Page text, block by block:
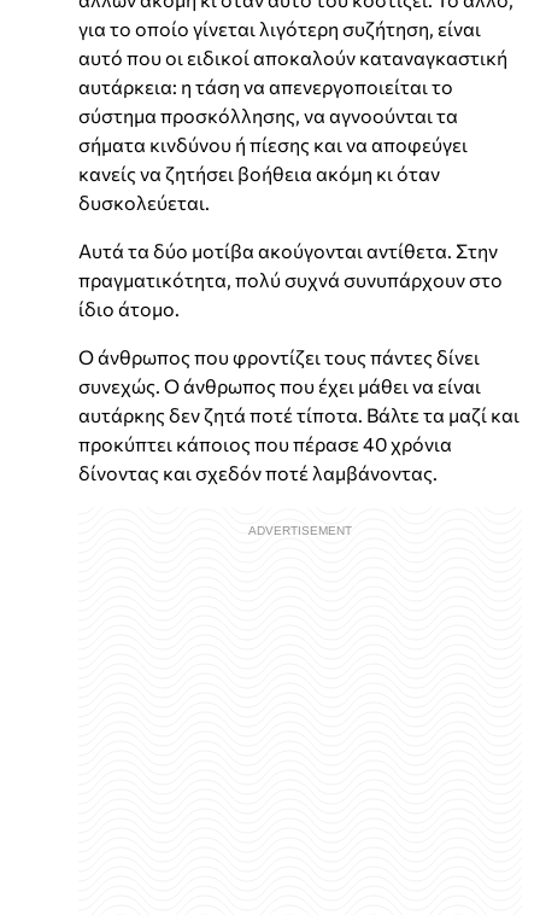
για το οποίο γίνεται λιγότερη συζήτηση, είναι
αυτό που οι ειδικοί αποκαλούν καταναγκαστική
αυτάρκεια: η τάση να απενεργοποιείται το
σύστημα προσκόλλησης, να αγνοούνται τα
σήματα κινδύνου ή πίεσης και να αποφεύγει
κανείς να ζητήσει βοήθεια ακόμη κι όταν
δυσκολεύεται.
Αυτά τα δύο μοτίβα ακούγονται αντίθετα. Στην
πραγματικότητα, πολύ συχνά συνυπάρχουν στο
ίδιο άτομο.
Ο άνθρωπος που φροντίζει τους πάντες δίνει
συνεχώς. Ο άνθρωπος που έχει μάθει να είναι
αυτάρκης δεν ζητά ποτέ τίποτα. Βάλτε τα μαζί και
προκύπτει κάποιος που πέρασε 40 χρόνια
δίνοντας και σχεδόν ποτέ λαμβάνοντας.